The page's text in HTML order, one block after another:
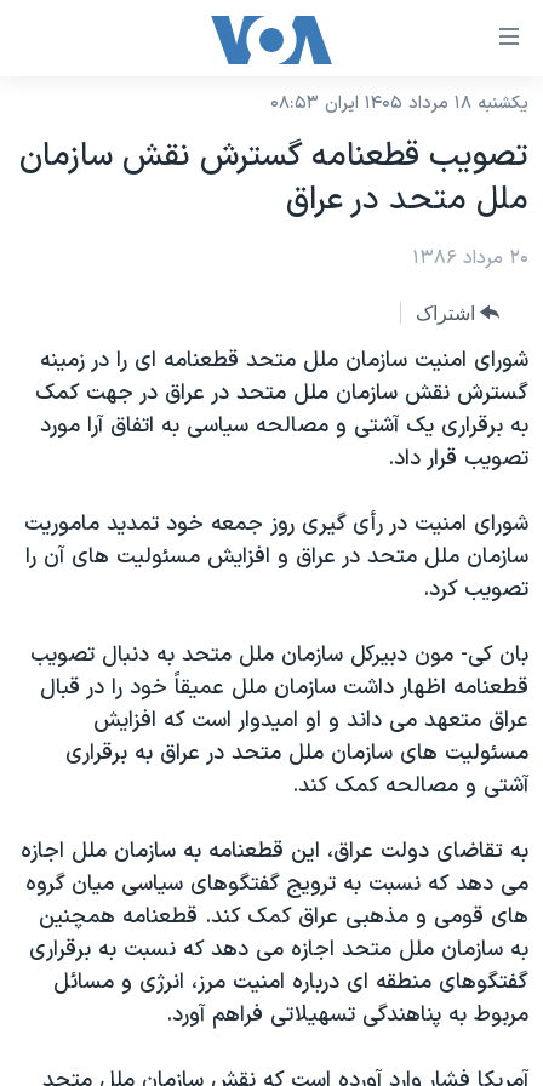
لینکهای
دسترسی
جهش
محتوای
اصلی
جهش
صفحه
اصلی
جهش
به
جستجو
نسخه سبک وب‌سایت
موضوع ها
ایران
آمریکا
جهان
ورزشی
گزیده‌ها
ویدیوها
فرهنگ و زندگی
اقتصادی
علم و فناوری
اسرائیل در جنگ
گالری عکس
برنامه های تلویزیونی
جدول برنامه ها
صفحه‌های ویژه
جام جهانی ۲۰۲۶
عملیات خشم حماسی
بایگانی برنامه‌های تلویزیونی
مستندها
حمله جمهوری اسلامی به اسرائیل
رمز مهسا
ورزش زنان در ایران
اعتراضات زن، زندگی، آزادی
تریبونال مردمی آبان ۹۸
دادگاه حمید نوری
چهل سال گروگان‌گیری
قانون شفافیت دارائی کادر رهبری ایران
فرکانس‌های صدای آمریکا
پخش رادیویی
دنبال کنید
زبانهای مختلف
یکشنبه ۱۸ مرداد ۱۴۰۵ ایران ۰۸:۵۳
تصويب قطعنامه گسترش نقش سازمان
ملل متحد در عراق
۲۰ مرداد ۱۳۸۶
اشتراک
شورای امنيت سازمان ملل متحد قطعنامه ای را در زمينه
گسترش نقش سازمان ملل متحد در عراق در جهت کمک
به برقراری يک آشتی و مصالحه سياسی به اتفاق آرا مورد
تصويب قرار داد.
شورای امنيت در رأی گيری روز جمعه خود تمديد ماموريت
سازمان ملل متحد در عراق و افزايش مسئوليت های آن را
تصويب کرد.
بان کی- مون دبيرکل سازمان ملل متحد به دنبال تصويب
قطعنامه اظهار داشت سازمان ملل عميقاً خود را در قبال
عراق متعهد می داند و او اميدوار است که افزايش
مسئوليت های سازمان ملل متحد در عراق به برقراری
آشتی و مصالحه کمک کند.
به تقاضای دولت عراق، اين قطعنامه به سازمان ملل اجازه
می دهد که نسبت به ترويج گفتگوهای سياسی ميان گروه
های قومی و مذهبی عراق کمک کند. قطعنامه همچنين
به سازمان ملل متحد اجازه می دهد که نسبت به برقراری
گفتگوهای منطقه ای درباره امنيت مرز، انرژی و مسائل
مربوط به پناهندگی تسهيلاتی فراهم آورد.